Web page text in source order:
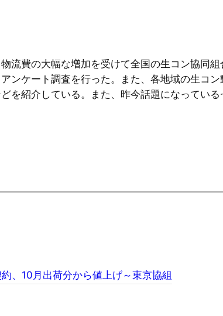
流費の大幅な増加を受けて全国の生コン協同
ンケート調査を行った。また、各地域の生コ
を紹介している。また、昨今話題になってい
約、10月出荷分から値上げ～東京協組